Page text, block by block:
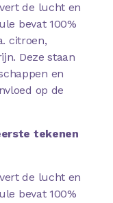
de lucht en
bevat 100%
citroen,
Deze staan
en
op de
tekenen
de lucht en
bevat 100%